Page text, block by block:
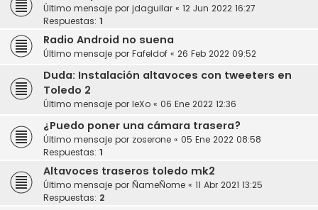
Último mensaje por jdaguilar « 12 Jun 2022 16:27
Respuestas: 1
Radio Android no suena
Último mensaje por Fafeldof « 26 Feb 2022 09:52
Duda: Instalación altavoces con tweeters en
Toledo 2
Último mensaje por leXo « 06 Ene 2022 12:36
¿Puedo poner una cámara trasera?
Último mensaje por zoserone « 05 Ene 2022 08:58
Respuestas: 1
Altavoces traseros toledo mk2
Último mensaje por ÑameÑome « 11 Abr 2021 13:25
Respuestas: 2